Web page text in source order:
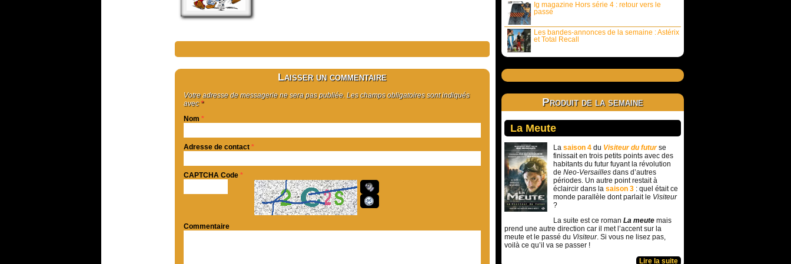
Laisser un commentaire
Votre adresse de messagerie ne sera pas publiée. Les champs obligatoires sont indiqués
avec*
Nom *
Adresse de contact *
CAPTCHA Code *
Commentaire
Ig magazine Hors série 4 : retour vers le
passé
Les bandes-annonces de la semaine : Astérix
et Total Recall
Produit de la semaine
La Meute
La saison 4 du Visiteur du futurse
finissait en trois petits points avec des
habitants du futur fuyant la révolution
de Neo-Versailles dans d’autres
périodes. Un autre point restait à
éclaircir dans la saison 3 : quel était ce
monde parallèle dont parlait le Visiteur
?
La suite est ce roman La meute mais
prend une autre direction car il met l’accent sur la
meute et le passé du Visiteur. Si vous ne lisez pas,
voilà ce qu’il va se passer !
Lire la suite